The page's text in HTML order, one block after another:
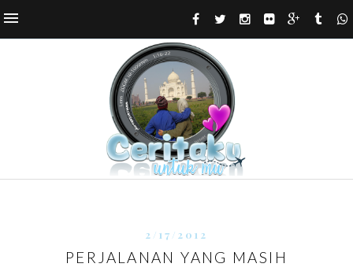
2/17/2012
PERJALANAN YANG MASIH